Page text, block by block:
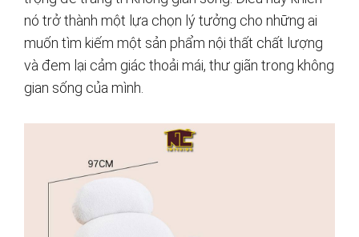
nó trở thành một lựa chọn lý tưởng cho những ai
muốn tìm kiếm một sản phẩm nội thất chất lượng
và đem lại cảm giác thoải mái, thư giãn trong không
gian sống của mình.